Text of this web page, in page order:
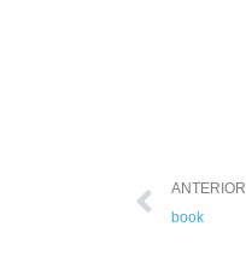
ANTERIOR
book